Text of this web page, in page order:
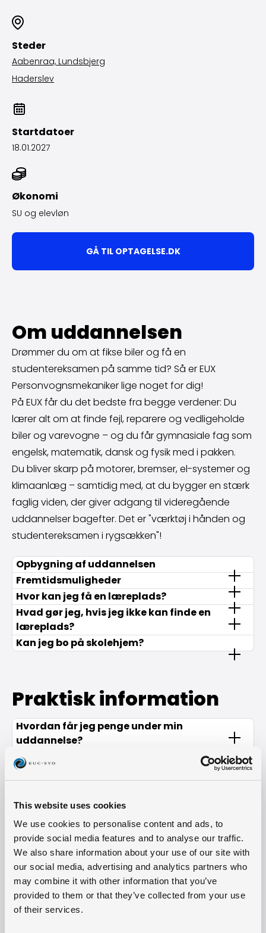
This website uses cookies
We use cookies to personalise content and ads, to
provide social media features and to analyse our traffic.
We also share information about your use of our site with
our social media, advertising and analytics partners who
may combine it with other information that you’ve
provided to them or that they’ve collected from your use
of their services.
Steder
Aabenraa, Lundsbjerg
Haderslev
Startdatoer
18.01.2027
Økonomi
SU og elevløn
GÅ TIL OPTAGELSE.DK
Om uddannelsen
Drømmer du om at fikse biler og få en
studentereksamen på samme tid? Så er EUX
Personvognsmekaniker lige noget for dig!
På EUX får du det bedste fra begge verdener: Du
lærer alt om at finde fejl, reparere og vedligeholde
biler og varevogne – og du får gymnasiale fag som
engelsk, matematik, dansk og fysik med i pakken.
Du bliver skarp på motorer, bremser, el-systemer og
klimaanlæg – samtidig med, at du bygger en stærk
faglig viden, der giver adgang til videregående
uddannelser bagefter. Det er "værktøj i hånden og
studentereksamen i rygsækken"!
Opbygning af uddannelsen
Fremtidsmuligheder
Hvor kan jeg få en læreplads?
Hvad gør jeg, hvis jeg ikke kan finde en
læreplads?
Kan jeg bo på skolehjem?
Praktisk information
Hvordan får jeg penge under min
uddannelse?
Kan jeg få hjælp i undervisningen?
Hvordan sparer jeg penge på transport?
på jobbet?
Hvad er adgangskravene?
MANGLER DU YDERLIGERE INFORMATIONER?